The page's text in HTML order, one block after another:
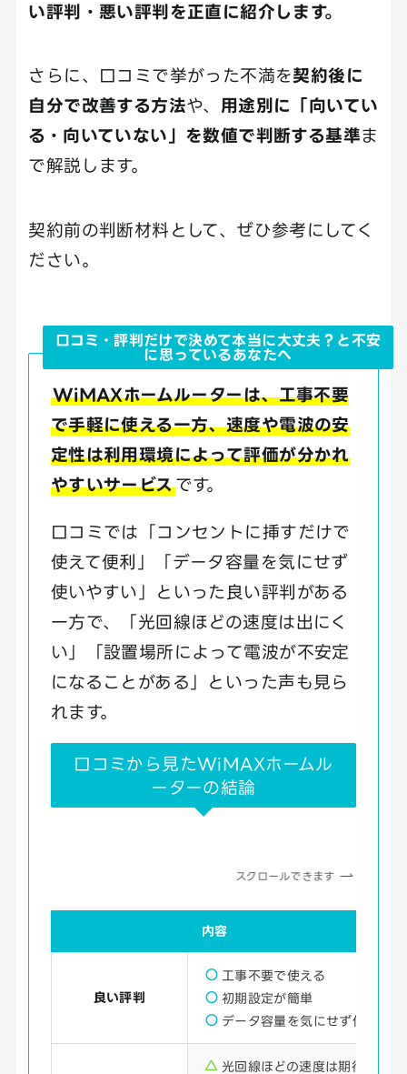
い評判・悪い評判を正直に紹介します。
さらに、口コミで挙がった不満を契約後に
自分で改善する方法や、 用途別に「向いてい
る・向いていない」を数値で判断する基準ま
で解説します。
契約前の判断材料として、ぜひ参考にしてく
ださい。
口コミ・評判だけで決めて本当に大丈夫？と不安
に思っているあなたへ
WiMAXホームルーターは、工事不要
で手軽に使える一方、速度や電波の安
定性は利用環境によって評価が分かれ
やすいサービスです。
口コミでは「コンセントに挿すだけで
使えて便利」「データ容量を気にせず
使いやすい」といった良い評判がある
一方で、「光回線ほどの速度は出にく
い」「設置場所によって電波が不安定
になることがある」といった声も見ら
れます。
口コミから見たWiMAXホームル
ーターの結論
スクロールできます
内容
良い評判
工事不要で使える
初期設定が簡単
データ容量を気にせず使いやす
光回線ほどの速度は期待しにく